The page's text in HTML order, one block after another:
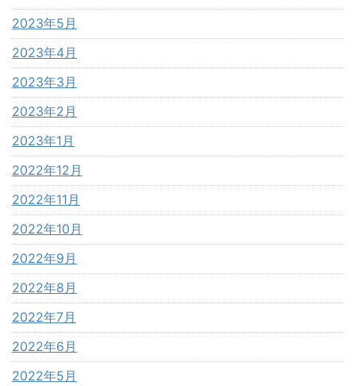
2023年5月
2023年4月
2023年3月
2023年2月
2023年1月
2022年12月
2022年11月
2022年10月
2022年9月
2022年8月
2022年7月
2022年6月
2022年5月